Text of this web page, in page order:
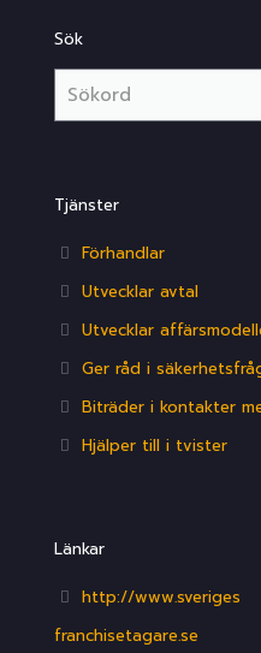
Sök
Tjänster
Förhandlar
Utvecklar avtal
Utvecklar
Ger råd i
Biträder i kontakter
Hjälper till i tvister
Länkar
http://www.sveriges
franchisetagare.se